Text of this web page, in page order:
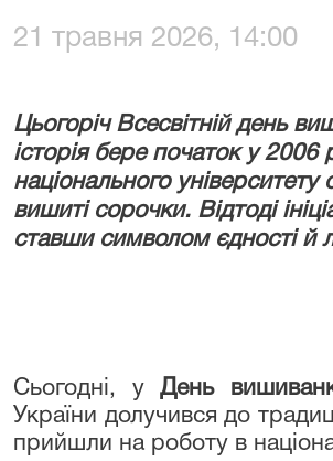
21 травня 2026, 14:00
Цьогоріч Всесвітній день
історія бере початок у 2006
національного
вишиті сорочки. Відтоді
ставши символом єдності й
Сьогодні, уДень
України долучився до
прийшли на роботу в